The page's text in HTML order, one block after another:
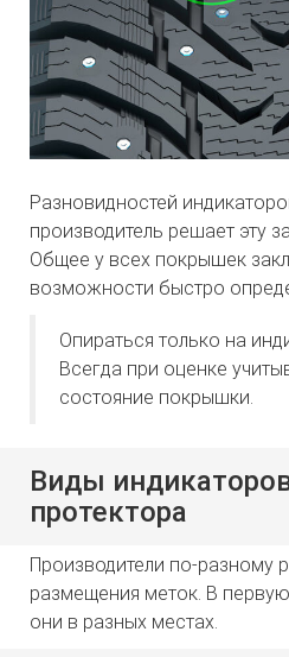
Разновидностей
производитель решает эту
Общее у всех покрышек
возможности быстро
Опираться только на
Всегда при оценке
состояние покрышки.
Виды
протектора
Производители по-разному
размещения меток. В
они в разных местах.